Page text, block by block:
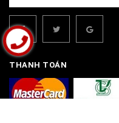
THANH TOÁN